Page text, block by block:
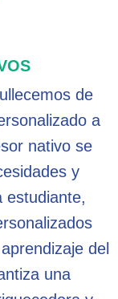
de
a
nativo se
y
estudiante,
del
una